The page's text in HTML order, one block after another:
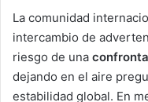
La comunidad
intercambio de
riesgo de una
dejando en el aire
estabilidad global. En